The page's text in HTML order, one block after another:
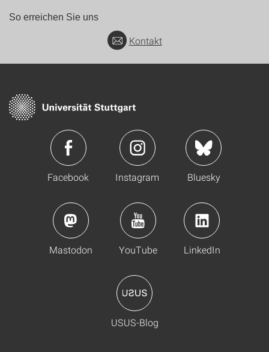
So erreichen Sie uns
Kontakt
Facebook Instagram Bluesky
Mastodon YouTube LinkedIn
USUS-Blog